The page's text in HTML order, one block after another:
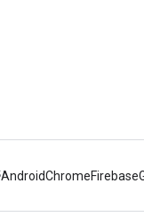
AndroidChromeFirebase